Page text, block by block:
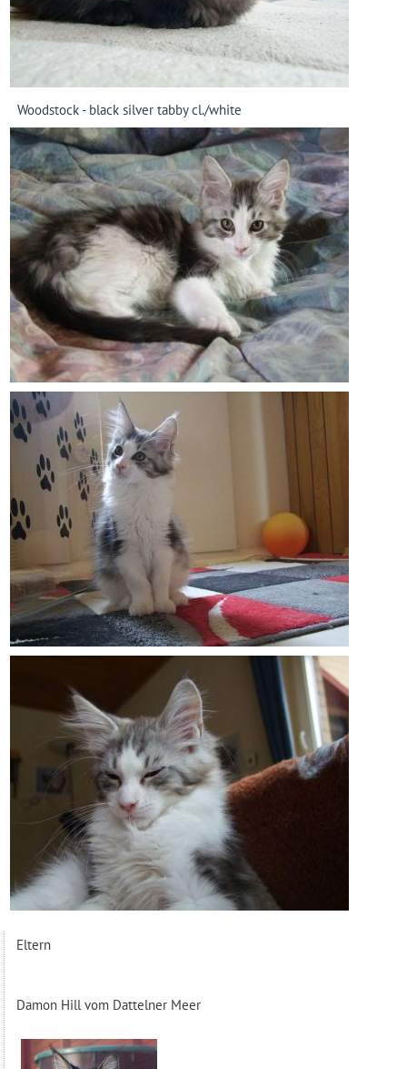
Woodstock - black silver tabby cl./white
Eltern
Damon Hill vom Dattelner Meer